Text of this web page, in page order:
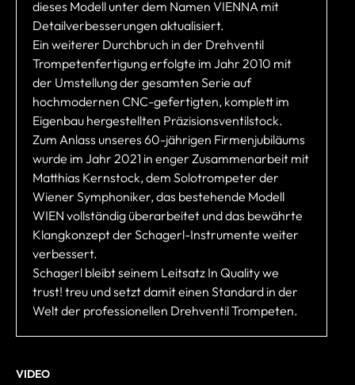
dieses Modell unter dem Namen VIENNA mit
Detailverbesserungen aktualisiert.
Ein weiterer Durchbruch in der Drehventil
Trompetenfertigung erfolgte im Jahr 2010 mit
der Umstellung der gesamten Serie auf
hochmodernen CNC-gefertigten, komplett im
Eigenbau hergestellten Präzisionsventilstock.
Zum Anlass unseres 60-jährigen Firmenjubiläums
wurde im Jahr 2021 in enger Zusammenarbeit mit
Matthias Kernstock, dem Solotrompeter der
Wiener Symphoniker, das bestehende Modell
WIEN vollständig überarbeitet und das bewährte
Klangkonzept der Schagerl-Instrumente weiter
verbessert.
Schagerl bleibt seinem Leitsatz In Quality we
trust! treu und setzt damit einen Standard in der
Welt der professionellen Drehventil Trompeten.
VIDEO